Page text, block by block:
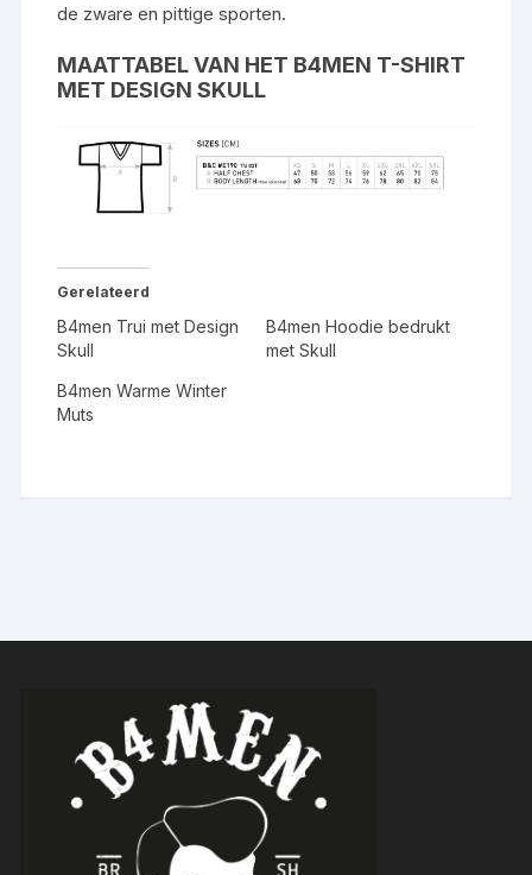
de zware en pittige sporten.
MAATTABEL VAN HET B4MEN T-SHIRT
MET DESIGN SKULL
Gerelateerd
B4men Trui met Design
Skull
B4men Hoodie bedrukt
met Skull
B4men Warme Winter
Muts